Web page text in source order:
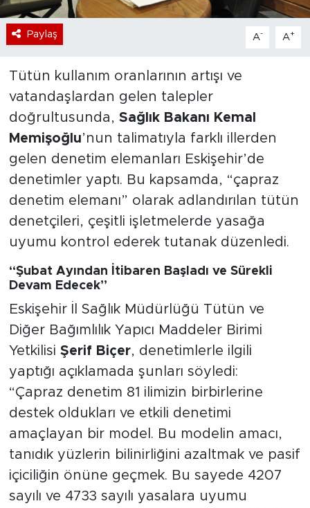
Paylaş A- A+
Tütün kullanım oranlarının artışı ve
vatandaşlardan gelen talepler
doğrultusunda, Sağlık Bakanı Kemal
Memişoğlu’nun talimatıyla farklı illerden
gelen denetim elemanları Eskişehir’de
denetimler yaptı. Bu kapsamda, “çapraz
denetim elemanı” olarak adlandırılan tütün
denetçileri, çeşitli işletmelerde yasağa
uyumu kontrol ederek tutanak düzenledi.
“Şubat Ayından İtibaren Başladı ve Sürekli
Devam Edecek”
Eskişehir İl Sağlık Müdürlüğü Tütün ve
Diğer Bağımlılık Yapıcı Maddeler Birimi
Yetkilisi Şerif Biçer, denetimlerle ilgili
yaptığı açıklamada şunları söyledi:
“Çapraz denetim 81 ilimizin birbirlerine
destek oldukları ve etkili denetimi
amaçlayan bir model. Bu modelin amacı,
tanıdık yüzlerin bilinirliğini azaltmak ve pasif
içiciliğin önüne geçmek. Bu sayede 4207
sayılı ve 4733 sayılı yasalara uyumu